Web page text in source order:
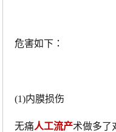
危害如下：
(1)内膜损伤
无痛人工流产术做多了